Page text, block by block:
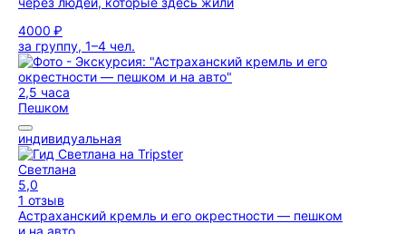
4000 ₽
за группу, 1–4 чел.
2,5 часа
Пешком
индивидуальная
Светлана
5,0
1 отзыв
Астраханский кремль и его окрестности — пешком
и на авто